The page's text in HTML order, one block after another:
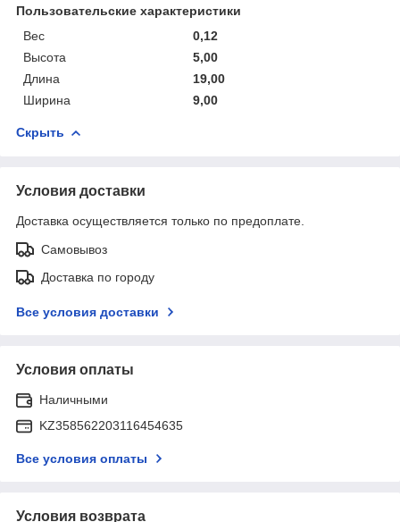
Пользовательские характеристики
Вес
0,12
Высота
5,00
Длина
19,00
Ширина
9,00
Скрыть
Условия доставки
Доставка осуществляется только по предоплате.
Самовывоз
Доставка по городу
Все условия доставки
Условия оплаты
Наличными
KZ358562203116454635
Все условия оплаты
Условия возврата